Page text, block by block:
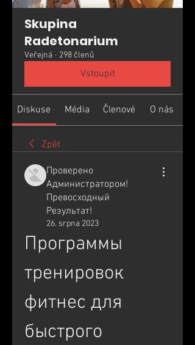
Skupina
Radetonarium
Veřejná · 298 členů
Vstoupit
Diskuse Média Členové O nás
Zpět
Проверено
Администратором!
Превосходный
Результат!
26. srpna 2023
Программы
тренировок
фитнес для
быстрого